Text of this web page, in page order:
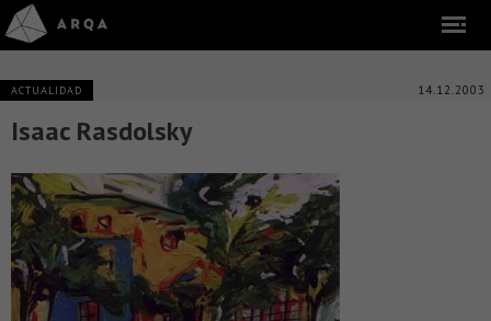
ACTUALIDAD 14.12.2003
Isaac Rasdolsky